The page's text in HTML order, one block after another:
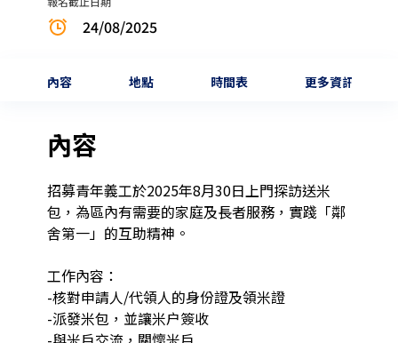
24/08/2025
內容 地點 時間表 更多資訊
內容
招募青年義工於2025年8月30日上門探訪送米
包，為區內有需要的家庭及長者服務，實踐「鄰
舍第一」的互助精神。
工作內容：
-核對申請人/代領人的身份證及領米證
-派發米包，並讓米户簽收